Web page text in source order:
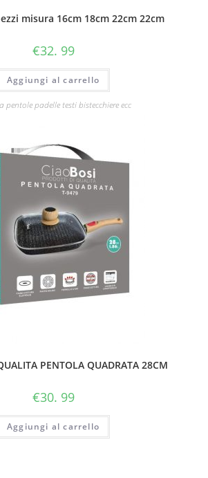
misura 16cm 18cm 22cm 22cm
€32. 99
Aggiungi al carrello
pentole padelle testi bistecchiere ecc
PENTOLA QUADRATA 28CM
€30. 99
Aggiungi al carrello